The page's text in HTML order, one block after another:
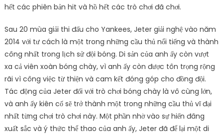
hết các phiên bản hit và hồ hết các trò chơi đã chơi.
Sau 20 mùa giải thi đấu cho Yankees, Jeter giải nghệ vào năm
2014 với tư cách là một trong những cầu thủ nổi tiếng và thành
công nhất trong lịch sử đội bóng. Di sản của anh ấy còn vượt
xa cả viên xoàn bóng chày, vì anh ấy còn được tôn trọng rộng
rãi vì công việc từ thiện và cam kết đóng góp cho đồng đội.
Tác động của Jeter đối với trò chơi bóng chày là vô cùng lớn,
và anh ấy kiên cố sẽ trở thành một trong những cầu thủ vĩ đại
nhất từng chơi trò chơi này. Một phần nhờ vào sự hiến đâng
xuất sắc và ý thức thể thao của anh ấy, Jeter đã để lại một di